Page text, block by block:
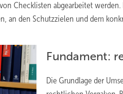
Checklisten abgearbeitet
an den Schutzzielen und dem
Fundament:
Die Grundlage der